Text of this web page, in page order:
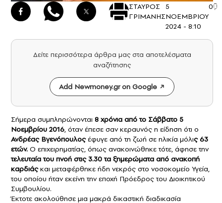
ΣΤΑΥΡΟΣ
ΓΡΙΜΑΝΗΣ
5
ΝΟΕΜΒΡΙΟΥ
2024 - 8:10
0
Δείτε περισσότερα άρθρα μας στα αποτελέσματα
αναζήτησης
Add Newmoney.gr on Google
Σήμερα συμπληρώνονται 8 χρόνια από το Σάββατο 5
Νοεμβρίου 2016, όταν έπεσε σαν κεραυνός η είδηση ότι ο
Ανδρέας Βγενόπουλοςέφυγε από τη ζωή σε ηλικία μόλις 63
ετών. Ο επιχειρηματίας, όπως ανακοινώθηκε τότε, άφησε την
τελευταία του πνοή στις 3.30 τα ξημερώματα από ανακοπή
καρδιάςκαι μεταφέρθηκε ήδη νεκρός στο νοσοκομείο Υγεία,
του οποίου ήταν εκείνη την εποχή Πρόεδρος του Διοικητικού
Συμβουλίου.
Έκτοτε ακολούθησε μια μακρά δικαστική διαδικασία